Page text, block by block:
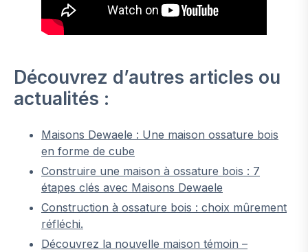
Découvrez d’autres articles ou
actualités :
Maisons Dewaele : Une maison ossature bois
en forme de cube
Construire une maison à ossature bois : 7
étapes clés avec Maisons Dewaele
Construction à ossature bois : choix mûrement
réfléchi.
Découvrez la nouvelle maison témoin –